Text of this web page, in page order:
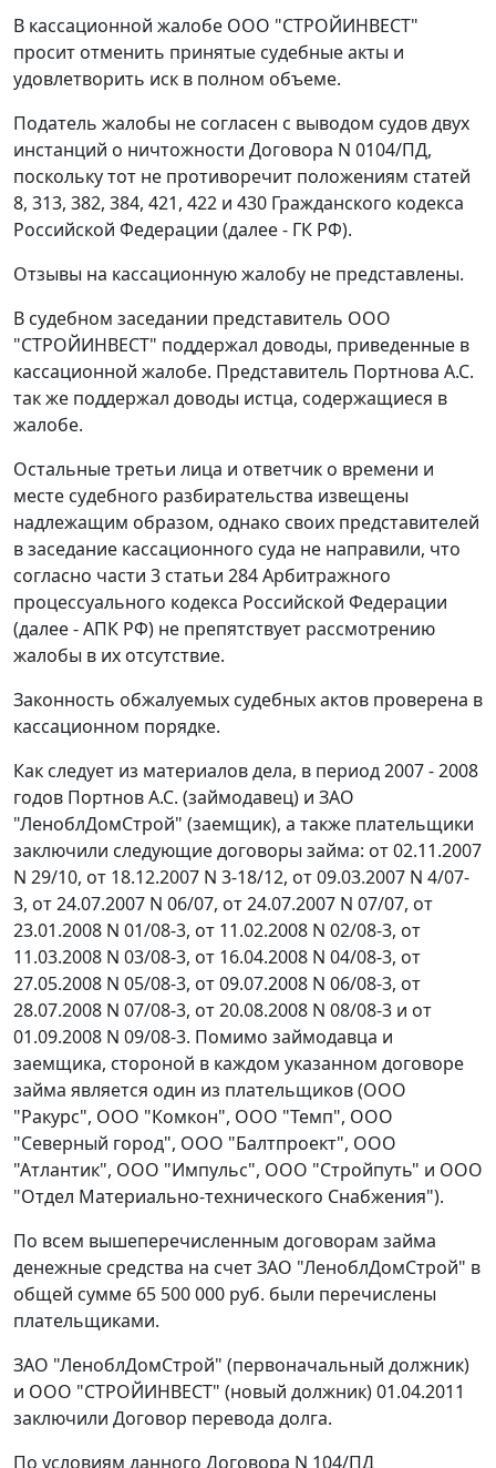
В кассационной жалобе ООО "СТРОЙИНВЕСТ"
просит отменить принятые судебные акты и
удовлетворить иск в полном объеме.
Податель жалобы не согласен с выводом судов двух
инстанций о ничтожности Договора N 0104/ПД,
поскольку тот не противоречит положениям статей
8, 313, 382, 384, 421, 422 и 430 Гражданского кодекса
Российской Федерации (далее - ГК РФ).
Отзывы на кассационную жалобу не представлены.
В судебном заседании представитель ООО
"СТРОЙИНВЕСТ" поддержал доводы, приведенные в
кассационной жалобе. Представитель Портнова А.С.
так же поддержал доводы истца, содержащиеся в
жалобе.
Остальные третьи лица и ответчик о времени и
месте судебного разбирательства извещены
надлежащим образом, однако своих представителей
в заседание кассационного суда не направили, что
согласно части 3 статьи 284 Арбитражного
процессуального кодекса Российской Федерации
(далее - АПК РФ) не препятствует рассмотрению
жалобы в их отсутствие.
Законность обжалуемых судебных актов проверена в
кассационном порядке.
Как следует из материалов дела, в период 2007 - 2008
годов Портнов А.С. (займодавец) и ЗАО
"ЛеноблДомСтрой" (заемщик), а также плательщики
заключили следующие договоры займа: от 02.11.2007
N 29/10, от 18.12.2007 N 3-18/12, от 09.03.2007 N 4/07-
3, от 24.07.2007 N 06/07, от 24.07.2007 N 07/07, от
23.01.2008 N 01/08-3, от 11.02.2008 N 02/08-3, от
11.03.2008 N 03/08-3, от 16.04.2008 N 04/08-3, от
27.05.2008 N 05/08-3, от 09.07.2008 N 06/08-3, от
28.07.2008 N 07/08-3, от 20.08.2008 N 08/08-3 и от
01.09.2008 N 09/08-3. Помимо займодавца и
заемщика, стороной в каждом указанном договоре
займа является один из плательщиков (ООО
"Ракурс", ООО "Комкон", ООО "Темп", ООО
"Северный город", ООО "Балтпроект", ООО
"Атлантик", ООО "Импульс", ООО "Стройпуть" и ООО
"Отдел Материально-технического Снабжения").
По всем вышеперечисленным договорам займа
денежные средства на счет ЗАО "ЛеноблДомСтрой" в
общей сумме 65 500 000 руб. были перечислены
плательщиками.
ЗАО "ЛеноблДомСтрой" (первоначальный должник)
и ООО "СТРОЙИНВЕСТ" (новый должник) 01.04.2011
заключили Договор перевода долга.
По условиям данного Договора N 104/ПД